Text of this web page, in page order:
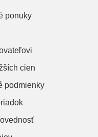
ponuky
cien
podmienky